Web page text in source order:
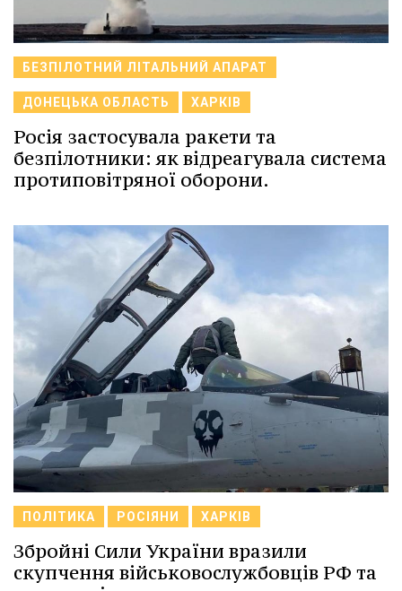
БЕЗПІЛОТНИЙ ЛІТАЛЬНИЙ АПАРАТ
ДОНЕЦЬКА ОБЛАСТЬ ХАРКІВ
Росія застосувала ракети та
безпілотники: як відреагувала система
протиповітряної оборони.
ПОЛІТИКА РОСІЯНИ ХАРКІВ
Збройні Сили України вразили
скупчення військовослужбовців РФ та